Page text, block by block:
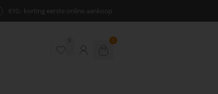
€10,- korting eerste online aankoop
0 0